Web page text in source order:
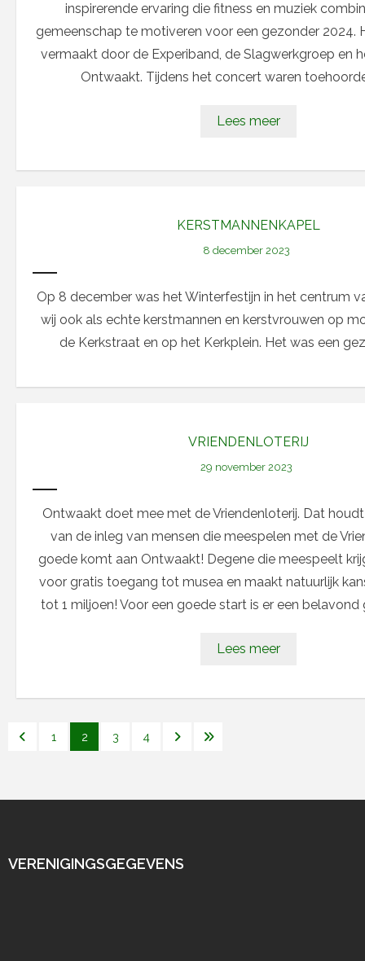
inspirerende ervaring die fitness en muziek
gemeenschap te motiveren voor een gezonder 2024.
vermaakt door de Experiband, de Slagwerkgroep en
Ontwaakt. Tijdens het concert waren
Lees meer
KERSTMANNENKAPEL
8 december 2023
Op 8 december was het Winterfestijn in het centrum
wij ook als echte kerstmannen en kerstvrouwen op
de Kerkstraat en op het Kerkplein. Het was een
VRIENDENLOTERIJ
29 november 2023
Ontwaakt doet mee met de Vriendenloterij. Dat
van de inleg van mensen die meespelen met de
goede komt aan Ontwaakt! Degene die meespeelt
voor gratis toegang tot musea en maakt natuurlijk
tot 1 miljoen! Voor een goede start is er een belavond
Lees meer
1 2 3 4
VERENIGINGSGEGEVENS